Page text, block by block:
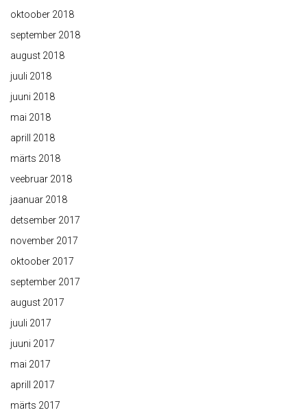
oktoober 2018
september 2018
august 2018
juuli 2018
juuni 2018
mai 2018
aprill 2018
märts 2018
veebruar 2018
jaanuar 2018
detsember 2017
november 2017
oktoober 2017
september 2017
august 2017
juuli 2017
juuni 2017
mai 2017
aprill 2017
märts 2017